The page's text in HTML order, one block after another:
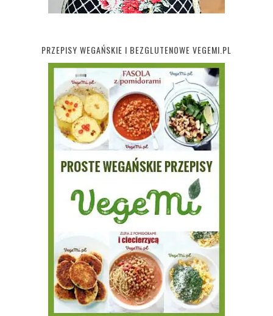
PRZEPISY WEGAŃSKIE I BEZGLUTENOWE VEGEMI.PL